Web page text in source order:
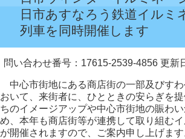
日市あすなろう鉄道イルミ
列車を同時開催します
問い合わせ番号：17615-2539-4856 更新
中心市街地にある商店街の一部及びす
おいて、来街者に、ひとときの安らぎを
ちのイメージアップや中心市街地の賑わ
め、本年も商店街等が連携して取り組む
が開催されますので、ご案内申し上げます